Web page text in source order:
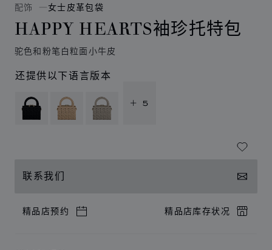
配饰 女士皮革包袋
HAPPY HEARTS袖珍托特包
驼色和粉笔白粒面小牛皮
还提供以下语言版本
+ 5
联系我们
精品店预约 精品店库存状况